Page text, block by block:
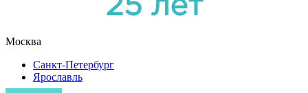
Москва
Санкт-Петербург
Ярославль